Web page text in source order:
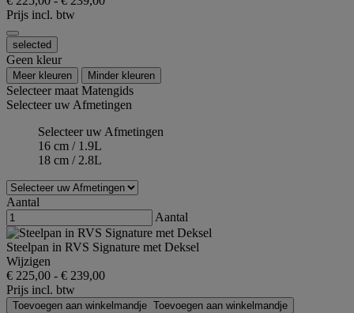
Prijs incl. btw
selected
Geen kleur
Meer kleuren Minder kleuren
Selecteer maatMatengids
Selecteer uw Afmetingen
Selecteer uw Afmetingen
16 cm / 1.9L
18 cm / 2.8L
Aantal
Aantal
Steelpan in RVS Signature met Deksel
Wijzigen
€ 225,00 - € 239,00
Prijs incl. btw
Toevoegen aan winkelmandje Toevoegen aan winkelmandje